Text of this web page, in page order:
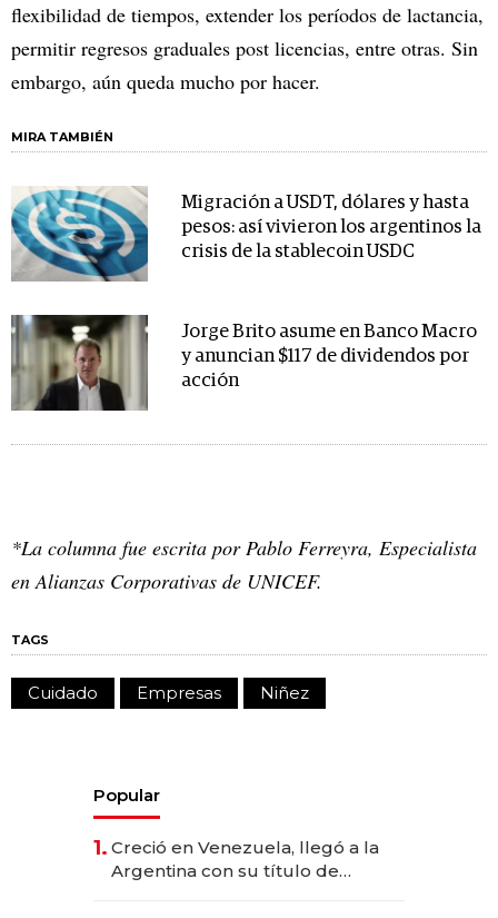
flexibilidad de tiempos, extender los períodos de lactancia,
permitir regresos graduales post licencias, entre otras. Sin
embargo, aún queda mucho por hacer.
MIRA TAMBIÉN
Migración a USDT, dólares y hasta
pesos: así vivieron los argentinos la
crisis de la stablecoin USDC
Jorge Brito asume en Banco Macro
y anuncian $117 de dividendos por
acción
*La columna fue escrita por Pablo Ferreyra, Especialista
en Alianzas Corporativas de UNICEF.
TAGS
Cuidado Empresas Niñez
Popular
1. Creció en Venezuela, llegó a la
Argentina con su título de